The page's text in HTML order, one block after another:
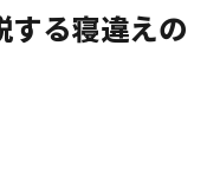
する寝違えの